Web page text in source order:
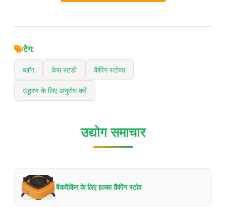
टैग:
ब्लॉग केस स्टडी कैंपिंग स्टोव्स
उद्धरण के लिए अनुरोध करें
उद्योग समाचार
बैकपैकिंग के लिए हल्का कैंपिंग स्टोव